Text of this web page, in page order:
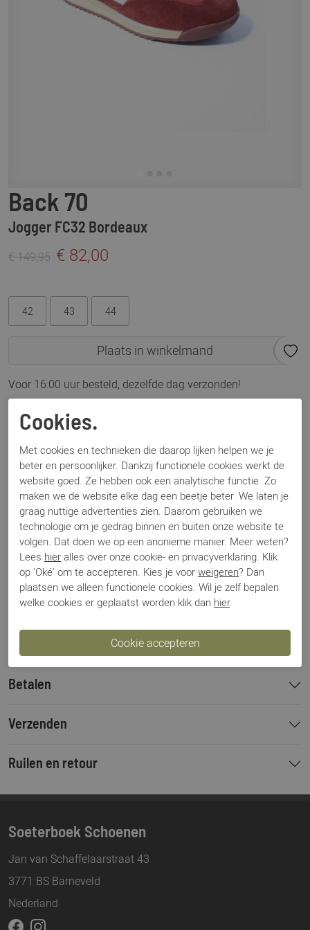
Back 70
Jogger FC32 Bordeaux
€ 149,95 € 82,00
42 43 44
Plaats in winkelmand
Voor 16:00 uur besteld, dezelfde dag verzonden!
Omschrijving
Specificaties
Merk
Back 70
Artikelnummer
Jogger FC32
Breedtemaat
H
Los voetbed
Ja
Categorie
Sneakers
Kleur
Bordeaux
Bestelcode
000003266
Betalen
Verzenden
Ruilen en retour
Soeterboek Schoenen
Jan van Schaffelaarstraat 43
3771 BS Barneveld
Nederland
Cookies.
Met cookies en technieken die daarop lijken helpen we je
beter en persoonlijker. Dankzij functionele cookies werkt de
website goed. Ze hebben ook een analytische functie. Zo
maken we de website elke dag een beetje beter. We laten je
graag nuttige advertenties zien. Daarom gebruiken we
technologie om je gedrag binnen en buiten onze website te
volgen. Dat doen we op een anonieme manier. Meer weten?
Lees hier alles over onze cookie- en privacyverklaring. Klik
op 'Oké' om te accepteren. Kies je voor weigeren? Dan
plaatsen we alleen functionele cookies. Wil je zelf bepalen
welke cookies er geplaatst worden klik dan hier.